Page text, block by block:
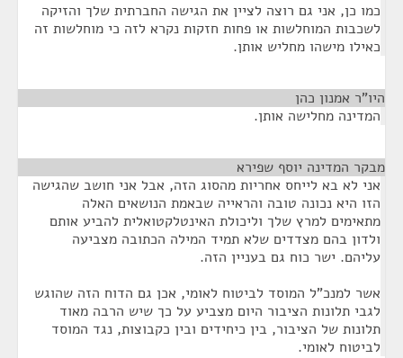
כמו כן, אני גם רוצה לציין את הגישה החברתית שלך והזיקה
לשכבות המוחלשות או פחות חזקות נקרא לזה כי מוחלשות זה
כאילו מישהו מחליש אותן.
היו"ר אמנון כהן
המדינה מחלישה אותן.
מבקר המדינה יוסף שפירא
אני לא בא לייחס אחריות מהסוג הזה, אבל אני חושב שהגישה
הזו היא נכונה טובה והראייה שבאמת הנושאים האלה
מתאימים למרץ שלך וליכולת האינטלקטואלית להביע אותם
ולדון בהם מצדדים שלא תמיד המילה הכתובה מצביעה
עליהם. ישר כוח גם בעניין הזה.
אשר למנכ"ל המוסד לביטוח לאומי, אכן גם הדוח הזה שהוגש
לגבי תלונות הציבור היום מצביע על כך שיש הרבה מאוד
תלונות של הציבור, בין כיחידים ובין כקבוצות, נגד המוסד
לביטוח לאומי.